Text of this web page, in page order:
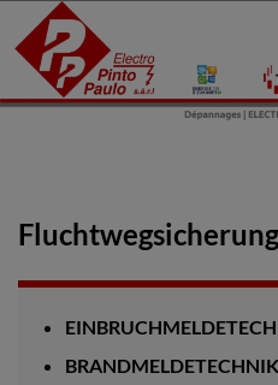
Fluchtwegsicherung
BRANDMELDETECHNIK